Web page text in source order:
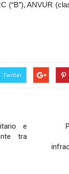
(“B”), ANVUR
Twitter
e
tra